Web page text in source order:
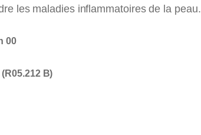
les maladies inflammatoires de la peau.
00
B)